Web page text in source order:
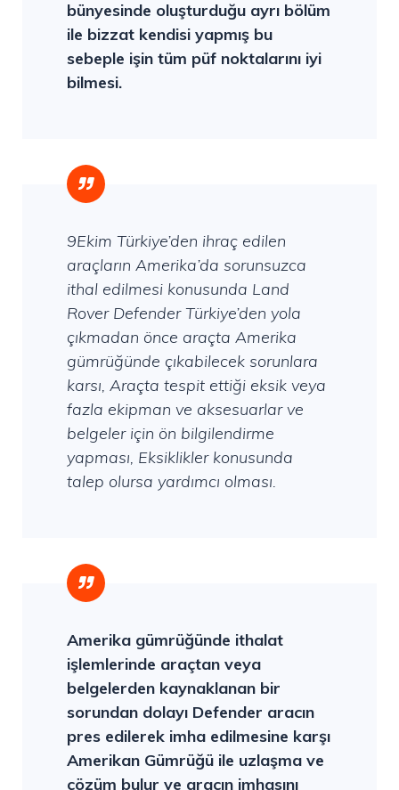
bünyesinde oluşturduğu ayrı bölüm
ile bizzat kendisi yapmış bu
sebeple işin tüm püf noktalarını iyi
bilmesi.
9Ekim Türkiye’den ihraç edilen
araçların Amerika’da sorunsuzca
ithal edilmesi konusunda Land
Rover Defender Türkiye’den yola
çıkmadan önce araçta Amerika
gümrüğünde çıkabilecek sorunlara
karsı, Araçta tespit ettiği eksik veya
fazla ekipman ve aksesuarlar ve
belgeler için ön bilgilendirme
yapması, Eksiklikler konusunda
talep olursa yardımcı olması.
Amerika gümrüğünde ithalat
işlemlerinde araçtan veya
belgelerden kaynaklanan bir
sorundan dolayı Defender aracın
pres edilerek imha edilmesine karşı
Amerikan Gümrüğü ile uzlaşma ve
çözüm bulur ve aracın imhasını